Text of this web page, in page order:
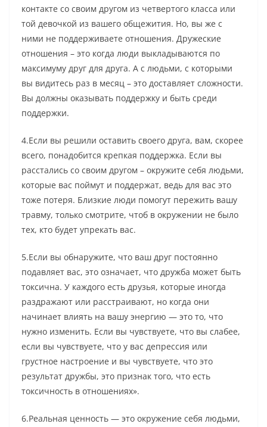
контакте со своим другом из четвертого класса или
той девочкой из вашего общежития. Но, вы же с
ними не поддерживаете отношения. Дружеские
отношения – это когда люди выкладываются по
максимуму друг для друга. А с людьми, с которыми
вы видитесь раз в месяц – это доставляет сложности.
Вы должны оказывать поддержку и быть среди
поддержки.
4.Если вы решили оставить своего друга, вам, скорее
всего, понадобится крепкая поддержка. Если вы
расстались со своим другом – окружите себя людьми,
которые вас поймут и поддержат, ведь для вас это
тоже потеря. Близкие люди помогут пережить вашу
травму, только смотрите, чтоб в окружении не было
тех, кто будет упрекать вас.
5.Если вы обнаружите, что ваш друг постоянно
подавляет вас, это означает, что дружба может быть
токсична. У каждого есть друзья, которые иногда
раздражают или расстраивают, но когда они
начинает влиять на вашу энергию — это то, что
нужно изменить. Если вы чувствуете, что вы слабее,
если вы чувствуете, что у вас депрессия или
грустное настроение и вы чувствуете, что это
результат дружбы, это признак того, что есть
токсичность в отношениях».
6.Реальная ценность — это окружение себя людьми,